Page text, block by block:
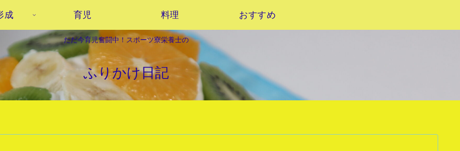
ただ今育児奮闘中！スポーツ寮栄養士の
ふりかけ日記
成 育児 料理 おすすめ